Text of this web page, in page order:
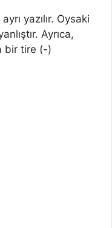
yazılır. Oysaki
Ayrıca,
bir tire (-)